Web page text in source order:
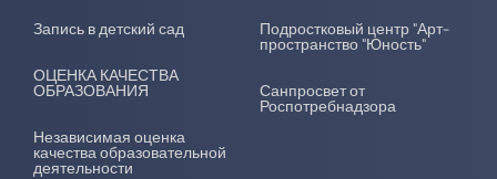
Запись в детский сад
ОЦЕНКА КАЧЕСТВА
ОБРАЗОВАНИЯ
Независимая оценка
качества образовательной
деятельности
Подростковый центр "Арт-
пространство "Юность"
Санпросвет от
Роспотребнадзора